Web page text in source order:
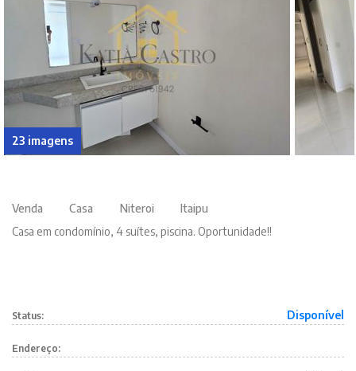
23 imagens
Venda Casa Niteroi
Itaipu
Casa em condomínio, 4 suítes, piscina. Oportunidade!!
Status: Disponível
Endereço: